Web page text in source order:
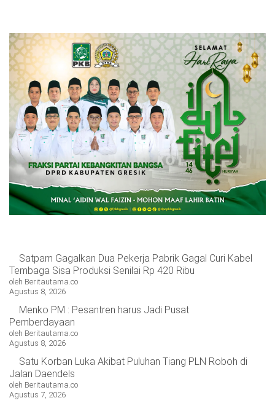
Satpam Gagalkan Dua Pekerja Pabrik Gagal Curi Kabel
Tembaga Sisa Produksi Senilai Rp 420 Ribu
oleh Beritautama.co
Agustus 8, 2026
Menko PM : Pesantren harus Jadi Pusat
Pemberdayaan
oleh Beritautama.co
Agustus 8, 2026
Satu Korban Luka Akibat Puluhan Tiang PLN Roboh di
Jalan Daendels
oleh Beritautama.co
Agustus 7, 2026